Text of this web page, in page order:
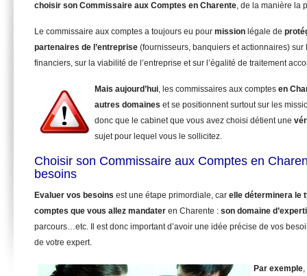
choisir son Commissaire aux Comptes en Charente, de la manière la
Le commissaire aux comptes a toujours eu pour mission légale de
partenaires de l’entreprise (fournisseurs, banquiers et actionnaires) sur
financiers, sur la viabilité de l’entreprise et sur l’égalité de traitement
Mais aujourd’hui, les commissaires aux comptes en
autres domaines et se positionnent surtout sur les
donc que le cabinet que vous avez choisi détient une
sujet pour lequel vous le sollicitez.
Choisir son Commissaire aux Comptes en
besoins
Evaluer vos besoins est une étape primordiale, car elle déterminera le
comptes que vous allez mandater en Charente : son domaine
parcours…etc. Il est donc important d’avoir une idée précise de vos
de votre expert.
Par exemple